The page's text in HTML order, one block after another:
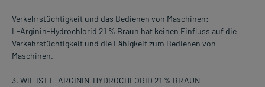
Verkehrstüchtigkeit und das Bedienen von Maschinen:
L-Arginin-Hydrochlorid 21 % Braun hat keinen Einfluss auf die
Verkehrstüchtigkeit und die Fähigkeit zum Bedienen von
Maschinen.
3. WIE IST L-ARGININ-HYDROCHLORID 21 % BRAUN